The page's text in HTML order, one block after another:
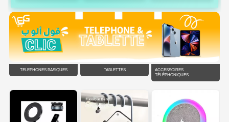
TÉLÉPHONES BASIQUES TABLETTES
ACCESSOIRES
TÉLÉPHONIQUES